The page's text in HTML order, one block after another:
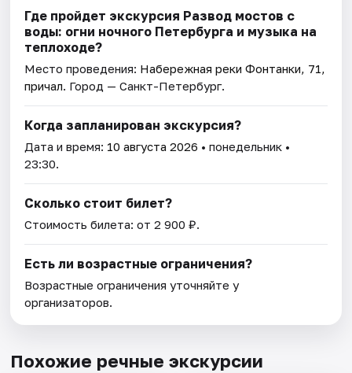
Где пройдет экскурсия Развод мостов с
воды: огни ночного Петербурга и музыка на
теплоходе?
Место проведения: Набережная реки Фонтанки, 71,
причал. Город — Санкт-Петербург.
Когда запланирован экскурсия?
Дата и время: 10 августа 2026 • понедельник •
23:30.
Сколько стоит билет?
Стоимость билета: от 2 900 ₽.
Есть ли возрастные ограничения?
Возрастные ограничения уточняйте у
организаторов.
Похожие речные экскурсии